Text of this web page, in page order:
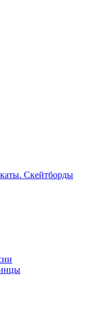
Скейтборды